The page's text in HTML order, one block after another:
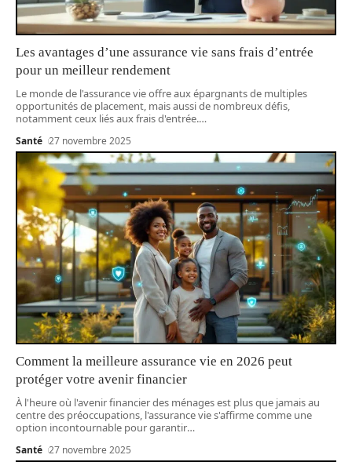
Les avantages d’une assurance vie sans frais d’entrée
pour un meilleur rendement
Le monde de l'assurance vie offre aux épargnants de multiples
opportunités de placement, mais aussi de nombreux défis,
notamment ceux liés aux frais d'entrée.…
Santé 27 novembre 2025
Comment la meilleure assurance vie en 2026 peut
protéger votre avenir financier
À l'heure où l'avenir financier des ménages est plus que jamais au
centre des préoccupations, l'assurance vie s'affirme comme une
option incontournable pour garantir…
Santé 27 novembre 2025